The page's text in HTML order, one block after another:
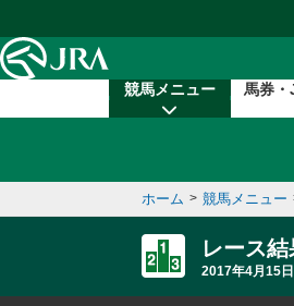
競馬メニュー 馬券
ホーム > 競馬メニュー
レース結
2017年4月15